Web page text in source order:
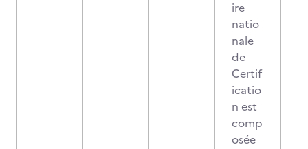
ire
natio
nale
de
Certif
icatio
n est
comp
osée